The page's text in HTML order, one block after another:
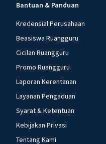
Bantuan & Panduan
Kredensial Perusahaan
Beasiswa Ruangguru
Cicilan Ruangguru
Promo Ruangguru
Laporan Kerentanan
Layanan Pengaduan
Syarat & Ketentuan
Kebijakan Privasi
Tentang Kami